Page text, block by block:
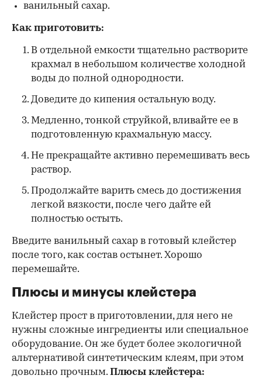
ванильный сахар.
Как приготовить:
В отдельной емкости тщательно растворите
крахмал в небольшом количестве холодной
воды до полной однородности.
Доведите до кипения остальную воду.
Медленно, тонкой струйкой, вливайте ее в
подготовленную крахмальную массу.
Не прекращайте активно перемешивать весь
раствор.
Продолжайте варить смесь до достижения
легкой вязкости, после чего дайте ей
полностью остыть.
Введите ванильный сахар в готовый клейстер
после того, как состав остынет. Хорошо
перемешайте.
Плюсы и минусы клейстера
Клейстер прост в приготовлении, для него не
нужны сложные ингредиенты или специальное
оборудование. Он же будет более экологичной
альтернативой синтетическим клеям, при этом
довольно прочным. Плюсы клейстера: